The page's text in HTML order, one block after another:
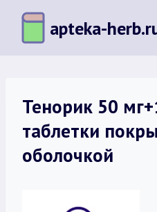
Перейти
содержимому
apteka-
Тенорик 50
таблетки
оболочкой